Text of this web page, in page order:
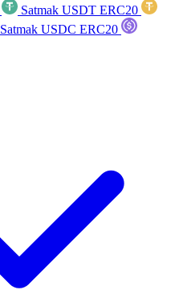
Satmak USDT ERC20
Satmak USDC ERC20